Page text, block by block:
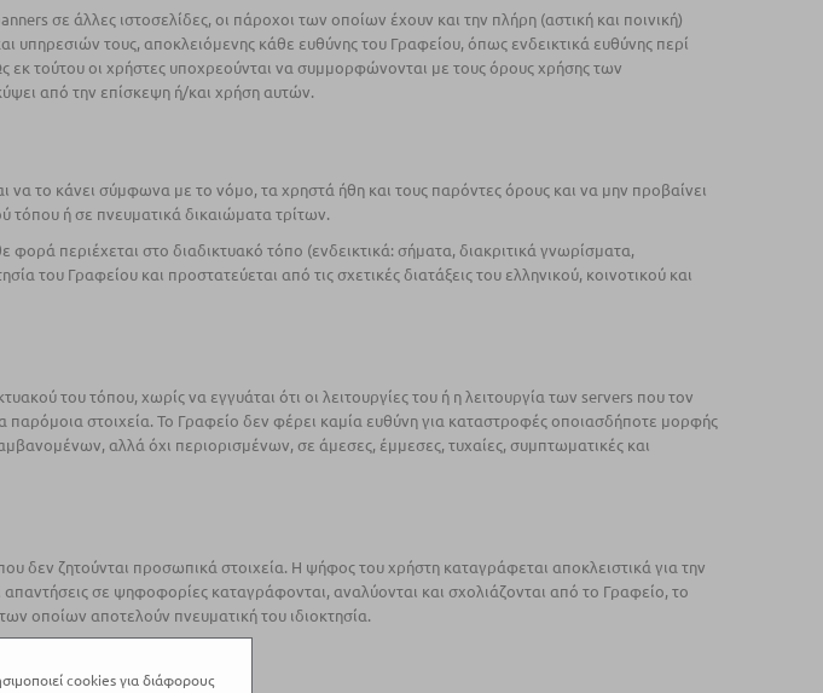
σε άλλες ιστοσελίδες, οι πάροχοι των οποίων έχουν και την πλήρη (αστική και ποινική)
υπηρεσιών τους, αποκλειόμενης κάθε ευθύνης του Γραφείου, όπως ενδεικτικά ευθύνης περί
εκ τούτου οι χρήστες υποχρεούνται να συμμορφώνονται με τους όρους χρήσης των
από την επίσκεψη ή/και χρήση αυτών.
να το κάνει σύμφωνα με το νόμο, τα χρηστά ήθη και τους παρόντες όρους και να μην προβαίνει
τόπου ή σε πνευματικά δικαιώματα τρίτων.
περιέχεται στο διαδικτυακό τόπο (ενδεικτικά: σήματα, διακριτικά γνωρίσματα,
του Γραφείου και προστατεύεται από τις σχετικές διατάξεις του ελληνικού, κοινοτικού και
του τόπου, χωρίς να εγγυάται ότι οι λειτουργίες του ή η λειτουργία των servers που τον
στοιχεία. Το Γραφείο δεν φέρει καμία ευθύνη για καταστροφές οποιασδήποτε μορφής
αλλά όχι περιορισμένων, σε άμεσες, έμμεσες, τυχαίες, συμπτωματικές και
δεν ζητούνται προσωπικά στοιχεία. Η ψήφος του χρήστη καταγράφεται αποκλειστικά για την
σε ψηφοφορίες καταγράφονται, αναλύονται και σχολιάζονται από το Γραφείο, το
οποίων αποτελούν πνευματική του ιδιοκτησία.
cookies για διάφορους